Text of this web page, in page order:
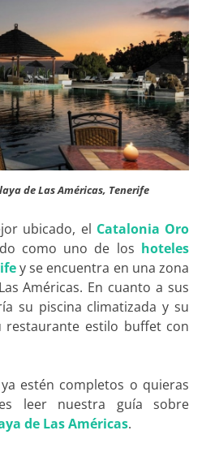
de Las Américas, Tenerife
ubicado, el Catalonia Oro
como uno de los hoteles
y se encuentra en una zona
Américas. En cuanto a sus
su piscina climatizada y su
restaurante estilo buffet con
estén completos o quieras
leer nuestra guía sobre
de Las Américas.